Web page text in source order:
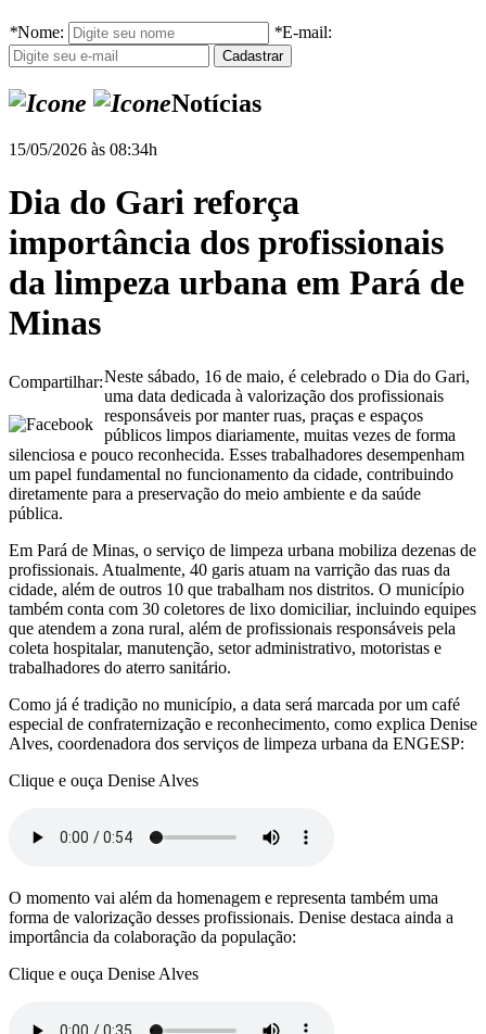
*Nome: *E-mail:
Notícias
15/05/2026 às 08:34h
Dia do Gari reforça
importância dos profissionais
da limpeza urbana em Pará de
Minas
Compartilhar:Neste sábado, 16 de maio, é celebrado o Dia do Gari,
uma data dedicada à valorização dos profissionais
responsáveis por manter ruas, praças e espaços
públicos limpos diariamente, muitas vezes de forma
silenciosa e pouco reconhecida. Esses trabalhadores desempenham
um papel fundamental no funcionamento da cidade, contribuindo
diretamente para a preservação do meio ambiente e da saúde
pública.
Em Pará de Minas, o serviço de limpeza urbana mobiliza dezenas de
profissionais. Atualmente, 40 garis atuam na varrição das ruas da
cidade, além de outros 10 que trabalham nos distritos. O município
também conta com 30 coletores de lixo domiciliar, incluindo equipes
que atendem a zona rural, além de profissionais responsáveis pela
coleta hospitalar, manutenção, setor administrativo, motoristas e
trabalhadores do aterro sanitário.
Como já é tradição no município, a data será marcada por um café
especial de confraternização e reconhecimento, como explica Denise
Alves, coordenadora dos serviços de limpeza urbana da ENGESP:
Clique e ouça Denise Alves
O momento vai além da homenagem e representa também uma
forma de valorização desses profissionais. Denise destaca ainda a
importância da colaboração da população:
Clique e ouça Denise Alves